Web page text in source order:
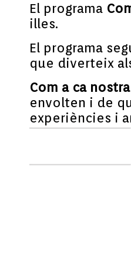
El programa
illes.
El programa
que diverteix
Com a ca nostra
envolten i de
experiències i